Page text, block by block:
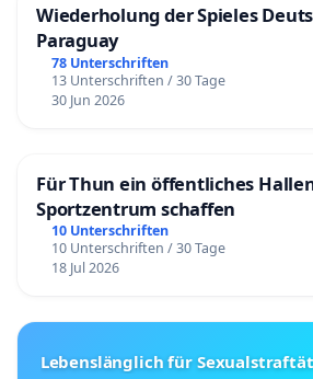
Wiederholung der Spieles
Paraguay
78 Unterschriften
13 Unterschriften / 30 Tage
30 Jun 2026
Für Thun ein öffentliches
Sportzentrum schaffen
10 Unterschriften
10 Unterschriften / 30 Tage
18 Jul 2026
Lebenslänglich für